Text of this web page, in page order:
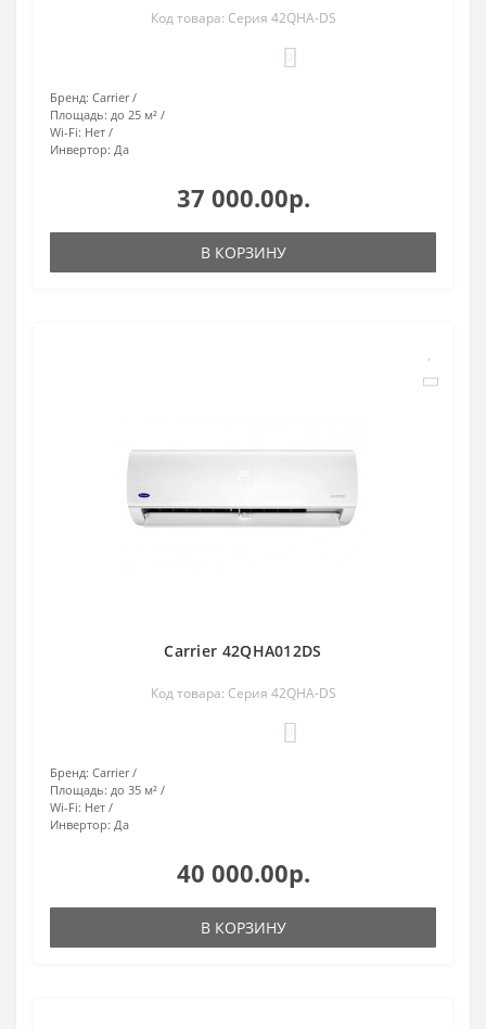
Код товара: Серия 42QHA-DS
Бренд: Carrier
Площадь: до 25 м²
Wi-Fi: Нет
Инвертор: Да
37 000.00р.
В КОРЗИНУ
Carrier 42QHA012DS
Код товара: Серия 42QHA-DS
Бренд: Carrier
Площадь: до 35 м²
Wi-Fi: Нет
Инвертор: Да
40 000.00р.
В КОРЗИНУ